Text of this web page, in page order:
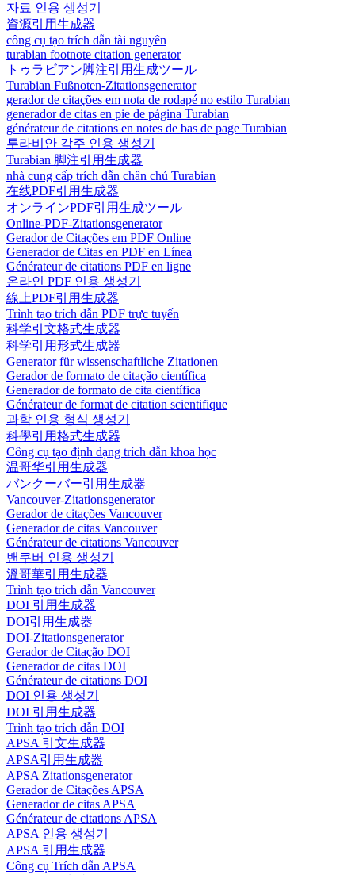
자료 인용 생성기
資源引用生成器
công cụ tạo trích dẫn tài nguyên
turabian footnote citation generator
トゥラビアン脚注引用生成ツール
Turabian Fußnoten-Zitationsgenerator
gerador de citações em nota de rodapé no estilo Turabian
generador de citas en pie de página Turabian
générateur de citations en notes de bas de page Turabian
투라비안 각주 인용 생성기
Turabian 脚注引用生成器
nhà cung cấp trích dẫn chân chú Turabian
在线PDF引用生成器
オンラインPDF引用生成ツール
Online-PDF-Zitationsgenerator
Gerador de Citações em PDF Online
Generador de Citas en PDF en Línea
Générateur de citations PDF en ligne
온라인 PDF 인용 생성기
線上PDF引用生成器
Trình tạo trích dẫn PDF trực tuyến
科学引文格式生成器
科学引用形式生成器
Generator für wissenschaftliche Zitationen
Gerador de formato de citação científica
Generador de formato de cita científica
Générateur de format de citation scientifique
과학 인용 형식 생성기
科學引用格式生成器
Công cụ tạo định dạng trích dẫn khoa học
温哥华引用生成器
バンクーバー引用生成器
Vancouver-Zitationsgenerator
Gerador de citações Vancouver
Generador de citas Vancouver
Générateur de citations Vancouver
밴쿠버 인용 생성기
溫哥華引用生成器
Trình tạo trích dẫn Vancouver
DOI 引用生成器
DOI引用生成器
DOI-Zitationsgenerator
Gerador de Citação DOI
Generador de citas DOI
Générateur de citations DOI
DOI 인용 생성기
DOI 引用生成器
Trình tạo trích dẫn DOI
APSA 引文生成器
APSA引用生成器
APSA Zitationsgenerator
Gerador de Citações APSA
Generador de citas APSA
Générateur de citations APSA
APSA 인용 생성기
APSA 引用生成器
Công cụ Trích dẫn APSA